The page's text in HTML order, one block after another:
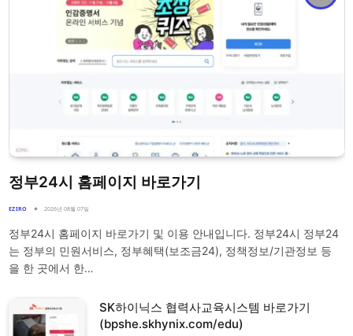
정부24시 홈페이지 바로가기
EZIRO 2026년 08월 07일
정부24시 홈페이지 바로가기 및 이용 안내입니다. 정부24시 정부24
는 정부의 민원서비스, 정부혜택(보조금24), 정책정보/기관정보 등
을 한 곳에서 한…
SK하이닉스 협력사교육시스템 바로가기
(bpshe.skhynix.com/edu)